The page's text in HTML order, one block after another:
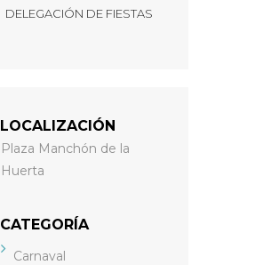
DELEGACIÓN DE FIESTAS
LOCALIZACIÓN
Plaza Manchón de la
Huerta
CATEGORÍA
Carnaval